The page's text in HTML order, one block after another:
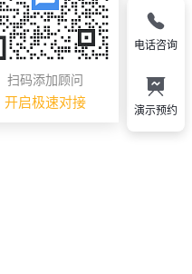
扫码添加顾问
开启极速对接
电话咨询
演示预约